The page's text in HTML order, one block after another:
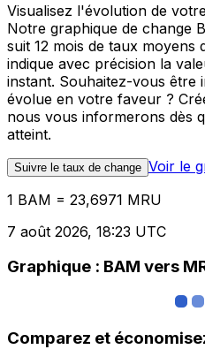
Visualisez l'évolution de
Notre graphique de change
suit 12 mois de taux
indique avec précision la
instant. Souhaitez-vous être
évolue en votre faveur ?
nous vous informerons dès
atteint.
Suivre le taux de change Voir le
1 BAM = 23,6971 MRU
7 août 2026, 18:23 UTC
Graphique : BAM vers
Comparez et